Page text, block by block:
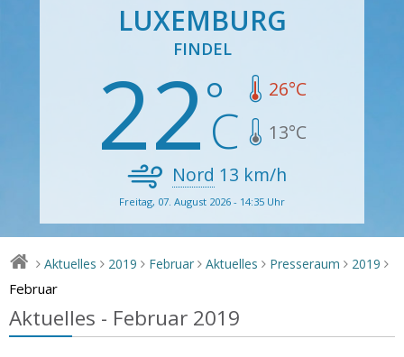
LUXEMBURG
FINDEL
22 26°C
13°C
Nord 13 km/h
Freitag, 07. August 2026 - 14:35 Uhr
> Aktuelles > 2019 > Februar > Aktuelles > Presseraum > 2019 >
Februar
Aktuelles - Februar 2019